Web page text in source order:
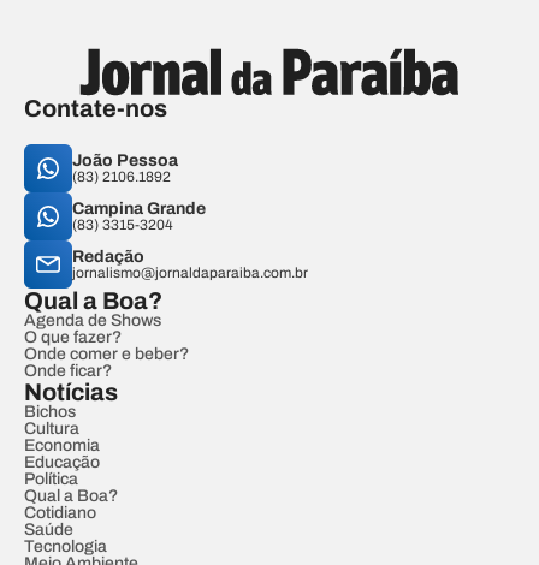
Contate-nos
João Pessoa
(83) 2106.1892
Campina Grande
(83) 3315-3204
Redação
jornalismo@jornaldaparaiba.com.br
Qual a Boa?
Agenda de Shows
O que fazer?
Onde comer e beber?
Onde ficar?
Notícias
Bichos
Cultura
Economia
Educação
Política
Qual a Boa?
Cotidiano
Saúde
Tecnologia